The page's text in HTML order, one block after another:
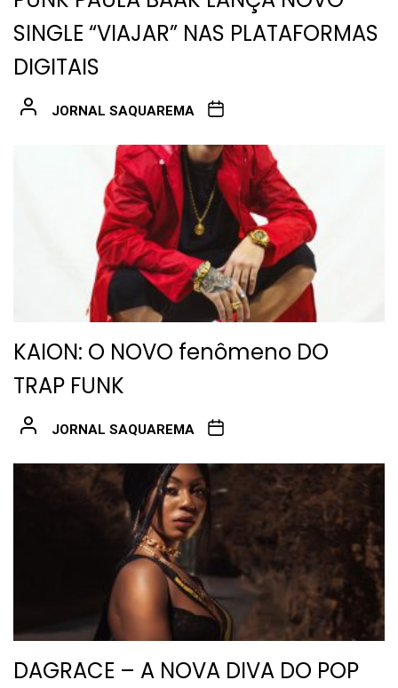
SINGLE “VIAJAR” NAS PLATAFORMAS
DIGITAIS
JORNAL SAQUAREMA
KAION: O NOVO fenômeno DO
TRAP FUNK
JORNAL SAQUAREMA
DAGRACE – A NOVA DIVA DO POP